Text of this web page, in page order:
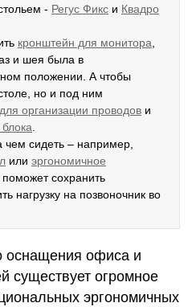
- Регус Фикс и Квадро
кронштейн для монитора,
и шея была в
положении. А чтобы
но и под ним
организации проводов и
.
чем сидеть – например,
или эргономичное
сохранить
нагрузку на позвоночник во
оснащения офиса и
существует огромное
эргономичных